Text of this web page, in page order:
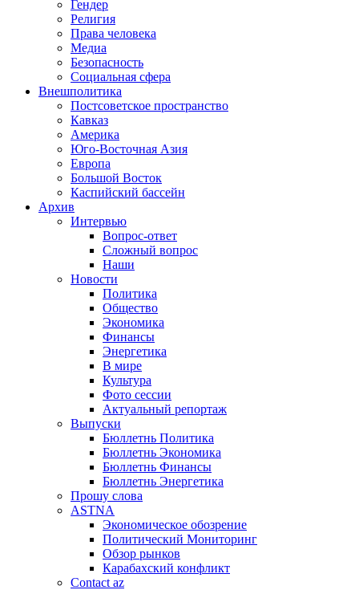
Гендер
Религия
Права человека
Медиа
Безопасность
Социальная сфера
Внешполитика
Постсоветское пространство
Кавказ
Америка
Юго-Восточная Азия
Европа
Большой Восток
Каспийский бассейн
Архив
Интервью
Вопрос-ответ
Сложный вопрос
Наши
Новости
Политика
Общество
Экономика
Финансы
Энергетика
В мире
Культура
Фото сессии
Актуальный репортаж
Выпуски
Бюллетнь Политика
Бюллетнь Экономика
Бюллетнь Финансы
Бюллетнь Энергетика
Прошу слова
ASTNA
Экономическое обозрение
Политический Мониторинг
Обзор рынков
Карабахский конфликт
Contact az